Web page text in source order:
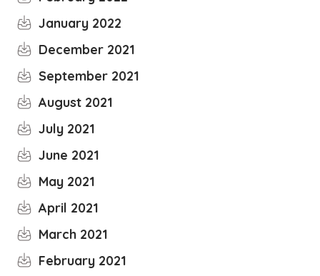
January 2022
December 2021
September 2021
August 2021
July 2021
June 2021
May 2021
April 2021
March 2021
February 2021